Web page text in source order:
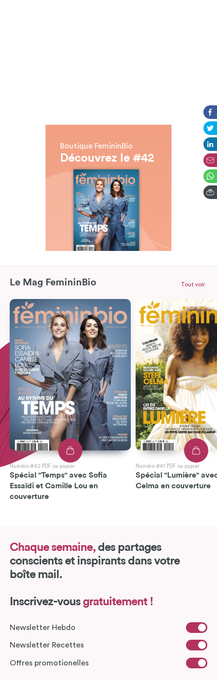
Boutique FemininBio
Découvrez le #42
Le Mag FemininBio
Numéro #42 PDF ou papier
Spécial "Temps" avec Sofia
Essaïdi et Camille Lou en
couverture
Numéro #41 PDF ou papier
Spécial "Lumière"
Celma en couverture
Tout voir
Chaque semaine, des partages
conscients et inspirants dans votre
boîte mail.
Inscrivez-vous gratuitement !
Newsletter Hebdo
Newsletter Recettes
Offres promotionelles